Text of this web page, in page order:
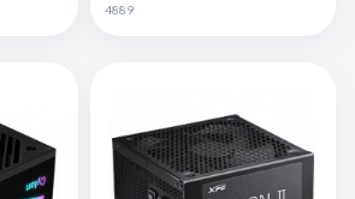
4889